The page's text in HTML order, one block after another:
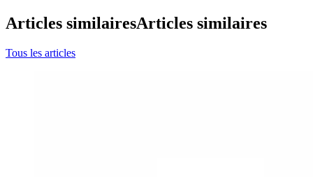
Articles similairesArticles similaires
Tous les articles